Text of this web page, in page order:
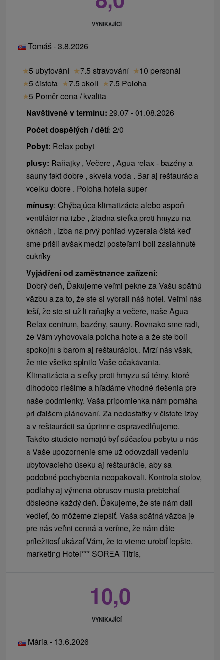
VYNIKAJÍCÍ
Tomáš - 3.8.2026
★5 ubytování ★7.5 stravování ★10 personál
★5 čistota ★7.5 okolí ★7.5 Poloha
★5 Poměr cena / kvalita
Navštívené v termínu: 29.07 - 01.08.2026
Počet dospělých / dětí: 2/0
Pobyt: Relax pobyt
plusy: Raňajky , Večere , Agua relax - bazény a
sauny fakt dobre , skvelá voda . Bar aj reštaurácia
vcelku dobre . Poloha hotela super
mínusy: Chýbajúca klimatizácia alebo aspoň
ventilátor na izbe , žiadna sieťka proti hmyzu na
oknách , izba na prvý pohľad vyzerala čistá keď
sme prišli avšak medzi posteľami boli zasiahnuté
cukríky
Vyjádření od zaměstnance zařízení:
Dobrý deň, Ďakujeme veľmi pekne za Vašu spätnú
väzbu a za to, že ste si vybrali náš hotel. Veľmi nás
teší, že ste si užili raňajky a večere, naše Agua
Relax centrum, bazény, sauny. Rovnako sme radi,
že Vám vyhovovala poloha hotela a že ste boli
spokojní s barom aj reštauráciou. Mrzí nás však,
že nie všetko splnilo Vaše očakávania.
Klimatizácia a sieťky proti hmyzu sú témy, ktoré
dlhodobo riešime a hľadáme vhodné riešenia pre
naše podmienky. Vaša pripomienka nám pomáha
pri ďalšom plánovaní. Za nedostatky v čistote izby
a v reštaurácii sa úprimne ospravedlňujeme.
Takéto situácie nemajú byť súčasťou pobytu u nás
a Vaše upozornenie sme už odovzdali vedeniu
ubytovacieho úseku aj reštaurácie, aby sa
podobné pochybenia neopakovali. Kontrola stolov,
podlahy aj výmena obrusov musia prebiehať
dôsledne každý deň. Ďakujeme, že ste nám dali
vedieť, čo môžeme zlepšiť. Vaša spätná väzba je
pre nás veľmi cenná a veríme, že nám dáte
príležitosť ukázať Vám, že to vieme urobiť lepšie.
marketing Hotel*** SOREA Titris,
10,0
VYNIKAJÍCÍ
Mária - 13.6.2026